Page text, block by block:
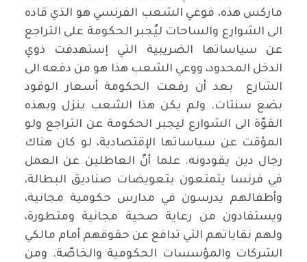
ماركس هذه، فوعي الشعب الفرنسي هو الذي قاده
الى الشوارع والساحات ليُجبر الحكومة على التراجع
عن سياساتها الضريبية التي إستهدفت ذوي
الدخل المحدود، ووعي الشعب هذا هو من دفعه الى
الشارع بعد أن رفعت الحكومة أسعار الوقود
بضع سنتات. ولم يكن هذا الشعب ينزل وبهذه
القوّة الى الشوارع ليجبر الحكومة عن التراجع ولو
المؤقت عن سياساتها الإقتصادية، لو كان هناك
رجال دين يقودونه. علما أنّ العاطلين عن العمل
في فرنسا يتمتعون بتعويضات صناديق البطالة،
وأطفالهم يدرسون في مدارس حكومية مجانية،
ويستفادون من رعاية صحية مجانية ومتطورة،
ولهم نقاباتهم التي تدافع عن حقوقهم أمام مالكي
الشركات والمؤسسات الحكومية والخاصّة. ومن